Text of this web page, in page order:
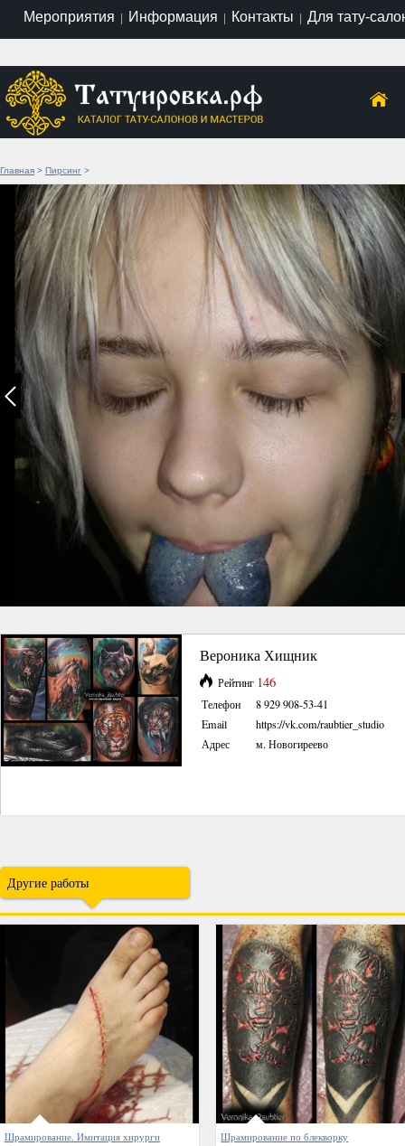
Мероприятия | Информация | Контакты | Для тату-
Главная > Пирсинг >
Вероника Хищник
Рейтинг 146
Телефон
8 929 908-53-41
Email
https://vk.com/raubtier_studio
Адрес
м. Новогиреево
Другие работы
Шрамирование. Имитация хирурги Шрамирование по блекворку